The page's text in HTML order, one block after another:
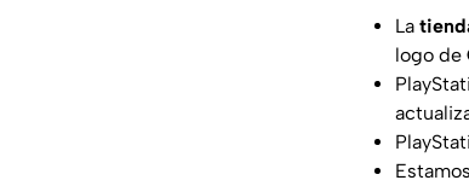
La
logo de